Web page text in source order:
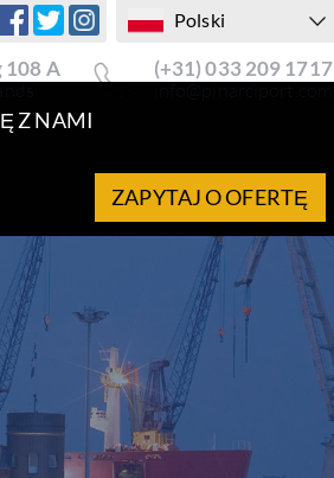
Polski
108 A (+31) 033 209 1717
info@pinarciport.com
Z NAMI
ZAPYTAJ O OFERTĘ